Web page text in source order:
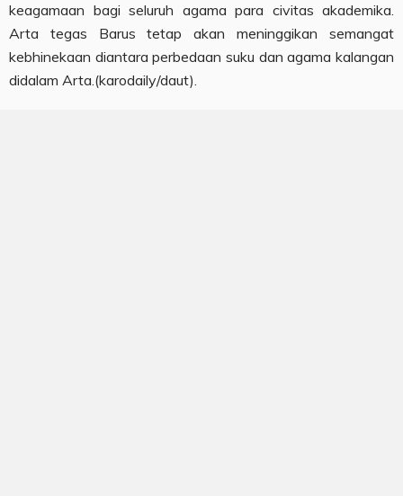
keagamaan bagi seluruh agama para civitas akademika.
Arta tegas Barus tetap akan meninggikan semangat
kebhinekaan diantara perbedaan suku dan agama kalangan
didalam Arta.(karodaily/daut).